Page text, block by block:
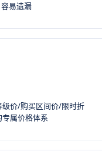
易遗漏
价/购买区间价/限时折
属价格体系